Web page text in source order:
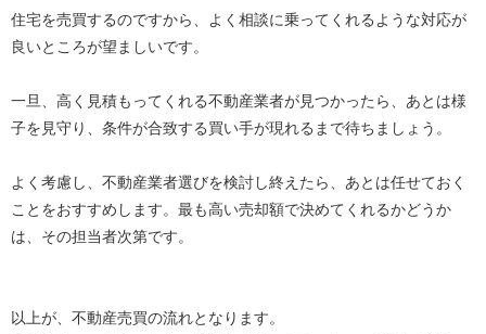
住宅を売買するのですから、よく相談に乗ってくれるような対応が
良いところが望ましいです。
一旦、高く見積もってくれる不動産業者が見つかったら、あとは様
子を見守り、条件が合致する買い手が現れるまで待ちましょう。
よく考慮し、不動産業者選びを検討し終えたら、あとは任せておく
ことをおすすめします。最も高い売却額で決めてくれるかどうか
は、その担当者次第です。
以上が、不動産売買の流れとなります。